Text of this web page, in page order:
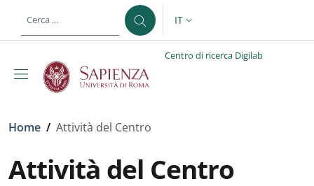
al contenuto principale
SELETTORE LINGUA:
IT
Centro di ricerca Digilab
Briciole di pane
Home / Attività del Centro
Attività del Centro